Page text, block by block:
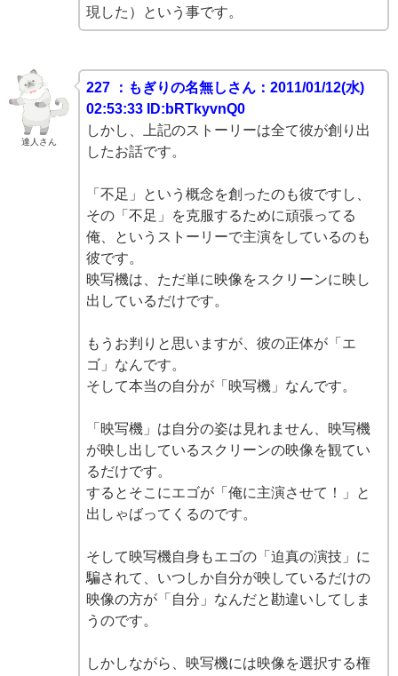
現した）という事です。
達人さん
227 ：もぎりの名無しさん：2011/01/12(水)
02:53:33 ID:bRTkyvnQ0
しかし、上記のストーリーは全て彼が創り出
したお話です。
「不足」という概念を創ったのも彼ですし、
その「不足」を克服するために頑張ってる
俺、というストーリーで主演をしているのも
彼です。
映写機は、ただ単に映像をスクリーンに映し
出しているだけです。
もうお判りと思いますが、彼の正体が「エ
ゴ」なんです。
そして本当の自分が「映写機」なんです。
「映写機」は自分の姿は見れません、映写機
が映し出しているスクリーンの映像を観てい
るだけです。
するとそこにエゴが「俺に主演させて！」と
出しゃばってくるのです。
そして映写機自身もエゴの「迫真の演技」に
騙されて、いつしか自分が映しているだけの
映像の方が「自分」なんだと勘違いしてしま
うのです。
しかしながら、映写機には映像を選択する権